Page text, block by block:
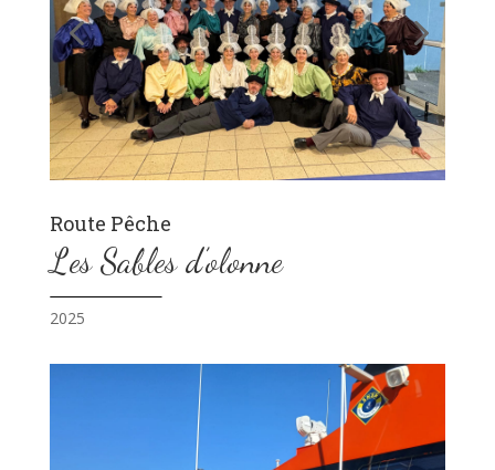
Route Pêche
Les Sables d’olonne
2025